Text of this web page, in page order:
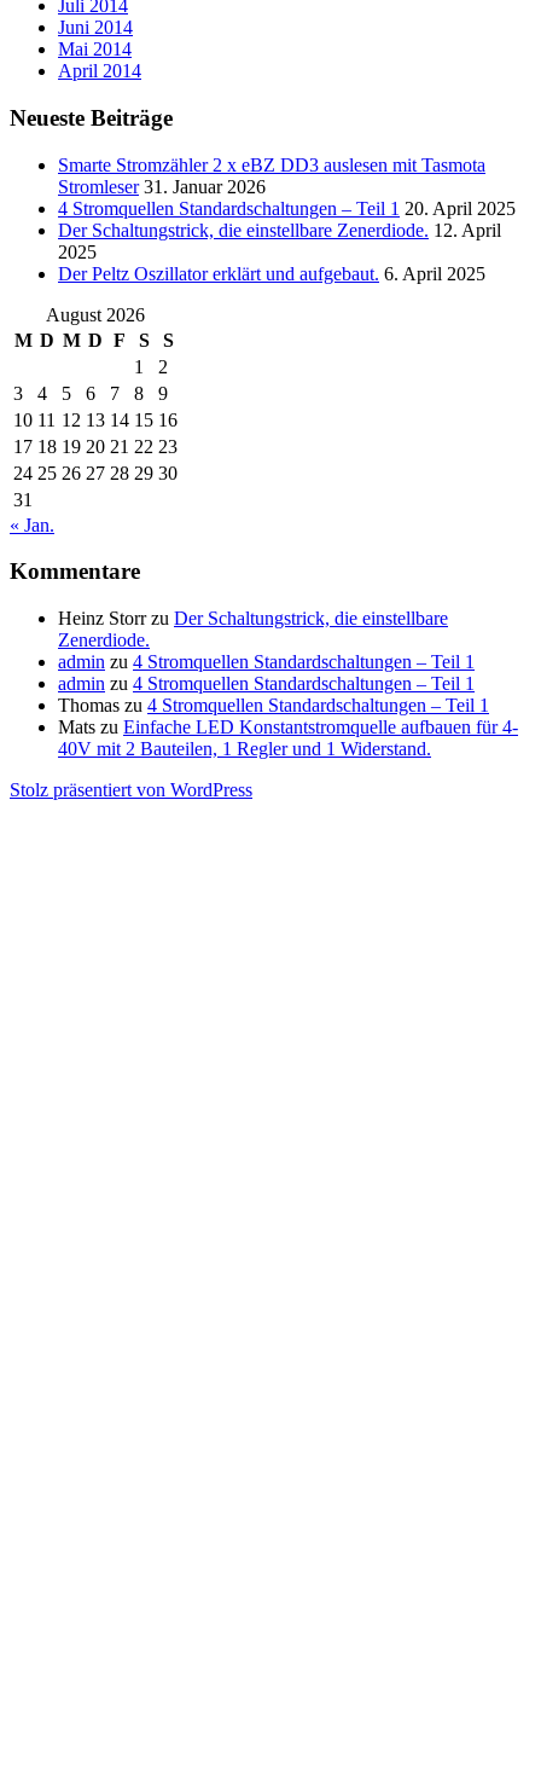
Juli 2014
Juni 2014
Mai 2014
April 2014
Neueste Beiträge
Smarte Stromzähler 2 x eBZ DD3 auslesen mit Tasmota
Stromleser 31. Januar 2026
4 Stromquellen Standardschaltungen – Teil 1 20. April 2025
Der Schaltungstrick, die einstellbare Zenerdiode. 12. April
2025
Der Peltz Oszillator erklärt und aufgebaut. 6. April 2025
August 2026
M D M D F S
S
1
2
3
4 5 6 7 8
9
10 11 12 13 14 15 16
17 18 19 20 21 22 23
24 25 26 27 28 29 30
31
« Jan.
Kommentare
Heinz Storrzu Der Schaltungstrick, die einstellbare
Zenerdiode.
admin zu 4 Stromquellen Standardschaltungen – Teil 1
admin zu 4 Stromquellen Standardschaltungen – Teil 1
Thomas zu 4 Stromquellen Standardschaltungen – Teil 1
Mats zu Einfache LED Konstantstromquelle aufbauen für 4-
40V mit 2 Bauteilen, 1 Regler und 1 Widerstand.
Stolz präsentiert von WordPress